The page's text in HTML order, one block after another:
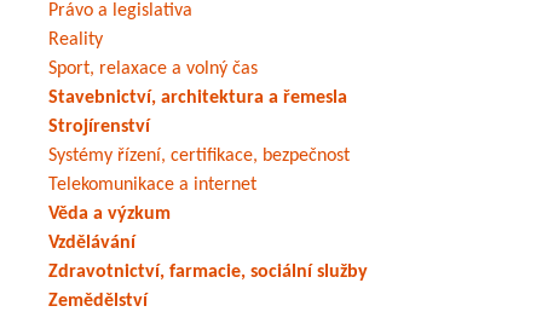
Právo a legislativa
Reality
Sport, relaxace a volný čas
Stavebnictví, architektura a řemesla
Strojírenství
Systémy řízení, certifikace, bezpečnost
Telekomunikace a internet
Věda a výzkum
Vzdělávání
Zdravotnictví, farmacie, sociální služby
Zemědělství